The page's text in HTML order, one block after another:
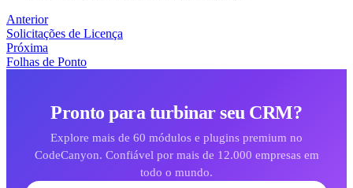
Anterior
Solicitações de Licença
Próxima
Folhas de Ponto
Pronto para turbinar seu CRM?
Explore mais de 60 módulos e plugins premium no
CodeCanyon. Confiável por mais de 12.000 empresas em
todo o mundo.